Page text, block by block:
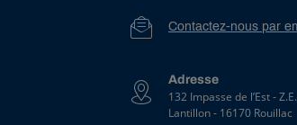
Contactez-nous par
Adresse
132 Impasse de l’Est -
Lantillon - 16170 Rouillac